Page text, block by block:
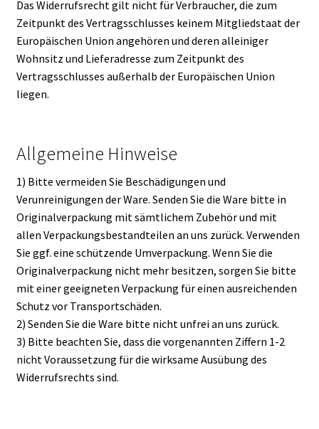
Das Widerrufsrecht gilt nicht für Verbraucher, die zum
Zeitpunkt des Vertragsschlusses keinem Mitgliedstaat der
Europäischen Union angehören und deren alleiniger
Wohnsitz und Lieferadresse zum Zeitpunkt des
Vertragsschlusses außerhalb der Europäischen Union
liegen.
Allgemeine Hinweise
1) Bitte vermeiden Sie Beschädigungen und
Verunreinigungen der Ware. Senden Sie die Ware bitte in
Originalverpackung mit sämtlichem Zubehör und mit
allen Verpackungsbestandteilen an uns zurück. Verwenden
Sie ggf. eine schützende Umverpackung. Wenn Sie die
Originalverpackung nicht mehr besitzen, sorgen Sie bitte
mit einer geeigneten Verpackung für einen ausreichenden
Schutz vor Transportschäden.
2) Senden Sie die Ware bitte nicht unfrei an uns zurück.
3) Bitte beachten Sie, dass die vorgenannten Ziffern 1-2
nicht Voraussetzung für die wirksame Ausübung des
Widerrufsrechts sind.